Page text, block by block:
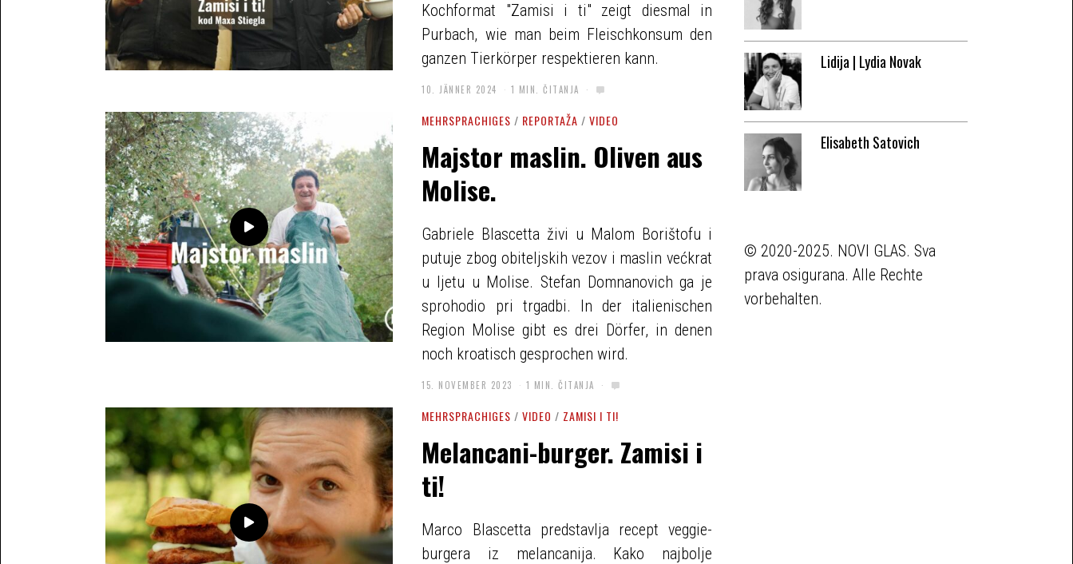
Kochformat "Zamisi i ti" zeigt diesmal in
Purbach, wie man beim Fleischkonsum den
ganzen Tierkörper respektieren kann.
10. JÄNNER 2024 1 MIN. ČITANJA
MEHRSPRACHIGES / REPORTAŽA / VIDEO
Majstor maslin. Oliven aus
Molise.
Gabriele Blascetta živi u Malom Borištofu i
putuje zbog obiteljskih vezov i maslin većkrat
u ljetu u Molise. Stefan Domnanovich ga je
sprohodio pri trgadbi. In der italienischen
Region Molise gibt es drei Dörfer, in denen
noch kroatisch gesprochen wird.
15. NOVEMBER 2023 1 MIN. ČITANJA
MEHRSPRACHIGES / VIDEO / ZAMISI I TI!
Melancani-burger. Zamisi i
ti!
Marco Blascetta predstavlja recept veggie-
burgera iz melancanija. Kako najbolje
Lidija | Lydia Novak
Elisabeth Satovich
© 2020-2025. NOVI GLAS. Sva
prava osigurana. Alle Rechte
vorbehalten.